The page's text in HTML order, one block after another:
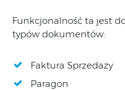
Funkcjonalność ta jest
typów dokumentów:
Faktura Sprzedaży
Paragon